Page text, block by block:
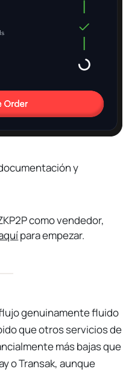
y
como vendedor,
para empezar.
genuinamente fluido
que otros servicios de
más bajas que
o Transak, aunque